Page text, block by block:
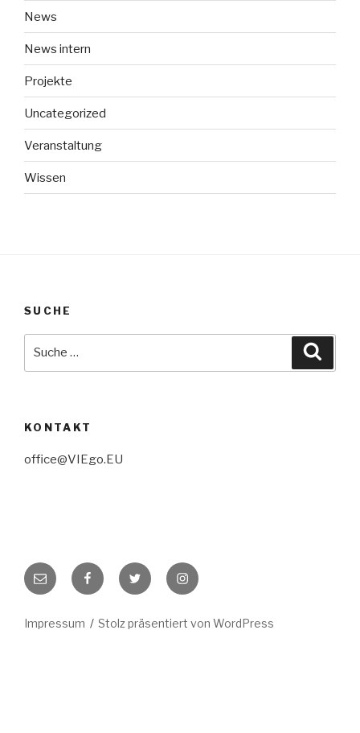
News
News intern
Projekte
Uncategorized
Veranstaltung
Wissen
SUCHE
KONTAKT
office@VIEgo.EU
E-
Mail
FacebookTwitter Instagram
Impressum Stolz präsentiert von WordPress